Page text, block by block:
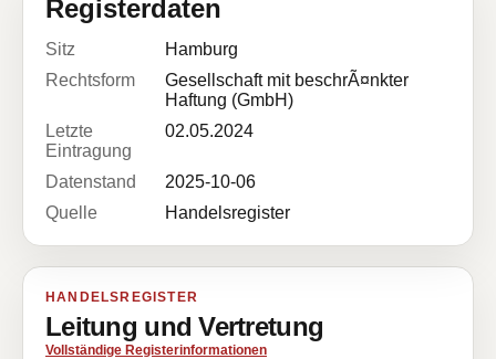
Registerdaten
Sitz
Hamburg
Rechtsform
Gesellschaft mit beschrÃ¤nkter
Haftung (GmbH)
Letzte
Eintragung
02.05.2024
Datenstand
2025-10-06
Quelle
Handelsregister
HANDELSREGISTER
Leitung und Vertretung
Vollständige Registerinformationen